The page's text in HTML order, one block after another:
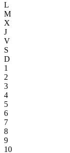
L
M
X
J
V
S
D
1
2
3
4
5
6
7
8
9
10